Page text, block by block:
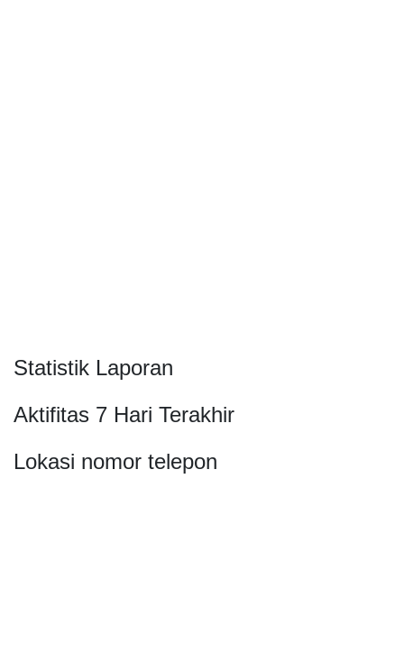
Statistik Laporan
Aktifitas 7 Hari Terakhir
Lokasi nomor telepon